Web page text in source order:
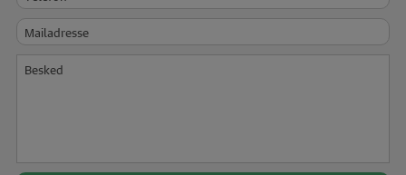
Mailadresse
Besked